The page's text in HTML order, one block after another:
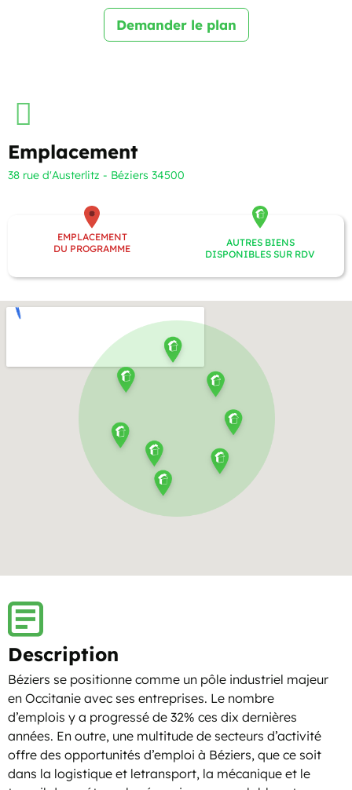
Demander le plan
Emplacement
38 rue d'Austerlitz - Béziers 34500
EMPLACEMENT
DU PROGRAMME
AUTRES BIENS
DISPONIBLES SUR RDV
Description
Béziers se positionne comme un pôle industriel majeur
en Occitanie avec ses entreprises. Le nombre
d’emplois y a progressé de 32% ces dix dernières
années. En outre, une multitude de secteurs d’activité
offre des opportunités d’emploi à Béziers, que ce soit
dans la logistique et letransport, la mécanique et le